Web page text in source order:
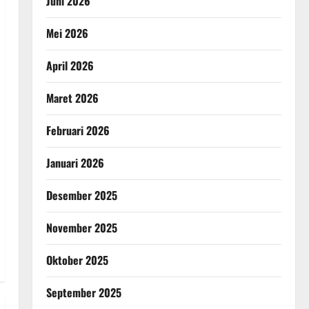
Mei 2026
April 2026
Maret 2026
Februari 2026
Januari 2026
Desember 2025
November 2025
Oktober 2025
September 2025